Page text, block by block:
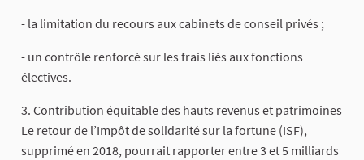
- la limitation du recours aux cabinets de conseil privés ;
- un contrôle renforcé sur les frais liés aux fonctions
électives.
3. Contribution équitable des hauts revenus et patrimoines
Le retour de l’Impôt de solidarité sur la fortune (ISF),
supprimé en 2018, pourrait rapporter entre 3 et 5 milliards